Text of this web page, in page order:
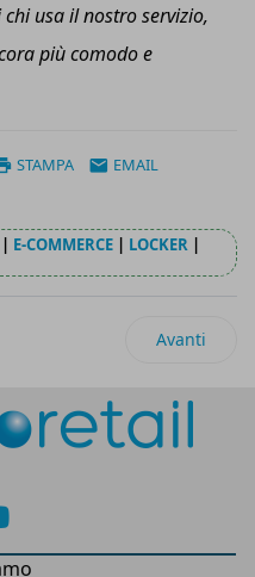
usa il nostro servizio,
più comodo e
STAMPA
EMAIL
| E-COMMERCE | LOCKER |
rivoluziona il pack dei fusti
Articolo
Avanti
yt